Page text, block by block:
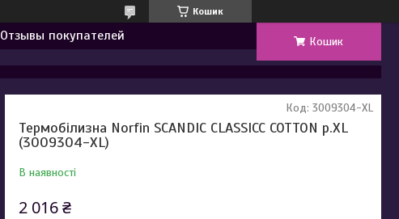
Кошик
Отзывы покупателей Кошик
Термобілизна Norfin SCANDIC CLASSICC COTTON р.XL
(3009304-XL)
В наявності
Код: 3009304-XL
2 016 ₴